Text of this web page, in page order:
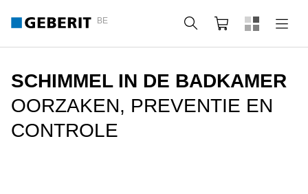
BE Zoeken Winkelmandje
SCHIMMEL IN DE BADKAMER
OORZAKEN, PREVENTIE EN
CONTROLE